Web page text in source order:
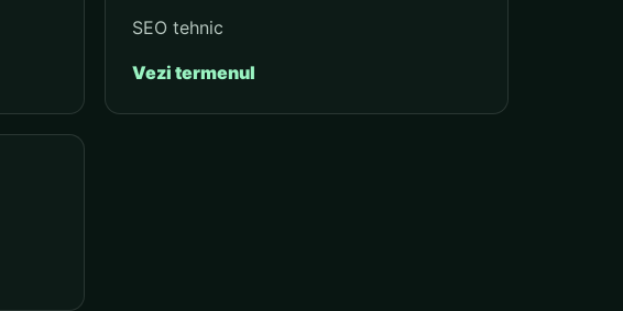
SEO tehnic
Vezi termenul